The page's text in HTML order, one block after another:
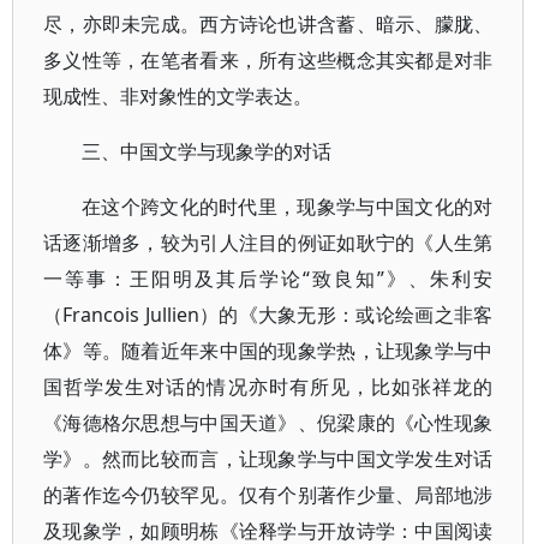
尽，亦即未完成。西方诗论也讲含蓄、暗示、朦胧、
多义性等，在笔者看来，所有这些概念其实都是对非
现成性、非对象性的文学表达。
三、中国文学与现象学的对话
在这个跨文化的时代里，现象学与中国文化的对
话逐渐增多，较为引人注目的例证如耿宁的《人生第
一等事：王阳明及其后学论“致良知”》、朱利安
（Francois Jullien）的《大象无形：或论绘画之非客
体》等。随着近年来中国的现象学热，让现象学与中
国哲学发生对话的情况亦时有所见，比如张祥龙的
《海德格尔思想与中国天道》、倪梁康的《心性现象
学》。然而比较而言，让现象学与中国文学发生对话
的著作迄今仍较罕见。仅有个别著作少量、局部地涉
及现象学，如顾明栋《诠释学与开放诗学：中国阅读